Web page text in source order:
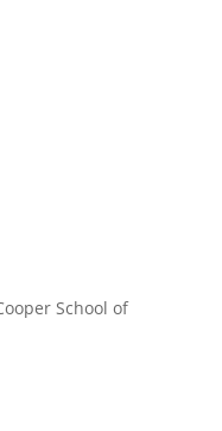
School of